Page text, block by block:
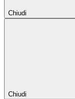
Chiudi
Chiudi